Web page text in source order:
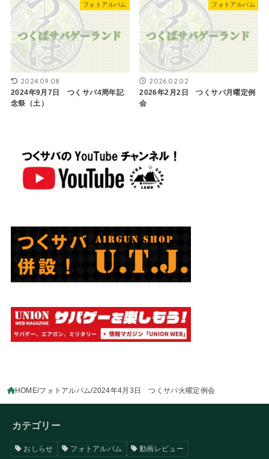
フォトアルバム
2024.09.08
2024年9月7日 つくサバ4周年記
念祭（土）
フォトアルバム
2026.02.02
2026年2月2日 つくサバ月曜定例
会
HOME フォトアルバム 2024年4月3日 つくサバ火曜定例会
カテゴリー
おしらせ フォトアルバム 動画レビュー